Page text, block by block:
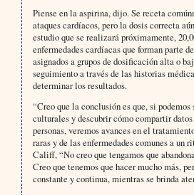
Piense en la aspirina, dijo. Se receta
ataques cardíacos, pero la dosis correcta
estudio que se realizará próximamente,
enfermedades cardíacas que forman parte
asignados a grupos de dosificación alta o
seguimiento a través de las historias
determinar los resultados.
“Creo que la conclusión es que, si podemos
culturales y descubrir cómo compartir datos
personas, veremos avances en el
raras y de las enfermedades comunes a un
Califf, “No creo que tengamos que
Creo que tenemos que hacer mucho más,
constante y continua, mientras se brinda